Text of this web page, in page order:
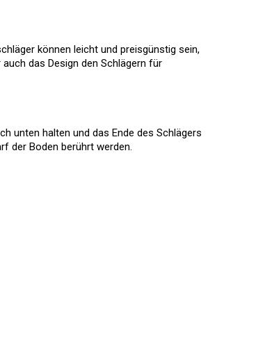
können leicht und preisgünstig sein,
das Design den Schlägern für
unten halten und das Ende des Schlägers
der Boden berührt werden.